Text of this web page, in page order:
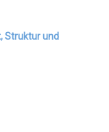
Struktur und